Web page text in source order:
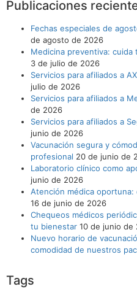
Publicaciones
Fechas especiales de
de agosto de 2026
Medicina preventiva:
3 de julio de 2026
Servicios para afiliados a
julio de 2026
Servicios para afiliados a
de 2026
Servicios para afiliados a
junio de 2026
Vacunación segura y
profesional 20 de junio de
Laboratorio clínico como
junio de 2026
Atención médica oportuna:
16 de junio de 2026
Chequeos médicos
tu bienestar 10 de junio de
Nuevo horario de
comodidad de nuestros
Tags